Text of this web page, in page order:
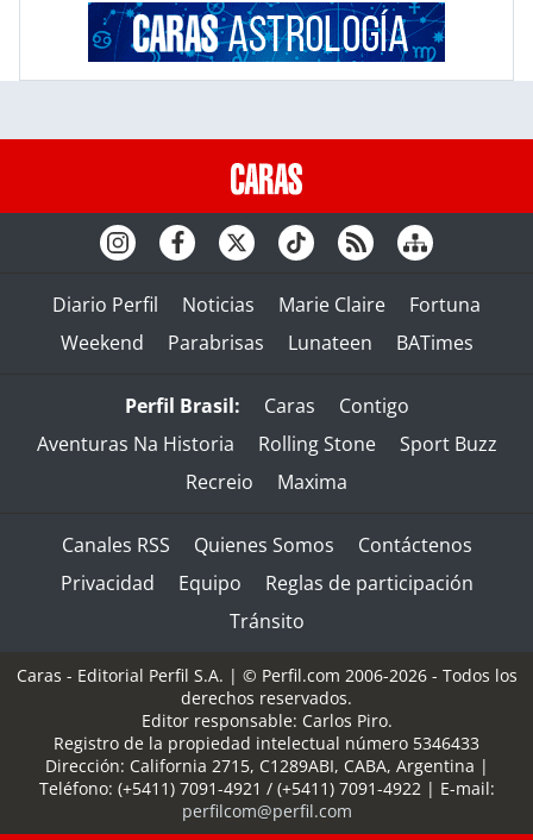
Diario Perfil Noticias Marie Claire
Fortuna
Weekend
Parabrisas Lunateen BATimes
Perfil Brasil: Caras
Contigo
Aventuras Na Historia
Rolling Stone
Sport Buzz
Recreio
Maxima
Canales RSS Quienes Somos
Contáctenos
Privacidad
Equipo
Reglas de participación
Tránsito
Caras - Editorial Perfil S.A. | © Perfil.com 2006-2026 - Todos los
derechos reservados.
Editor responsable: Carlos Piro.
Registro de la propiedad intelectual número 5346433
Dirección: California 2715, C1289ABI, CABA, Argentina |
Teléfono: (+5411) 7091-4921 / (+5411) 7091-4922 | E-mail:
perfilcom@perfil.com